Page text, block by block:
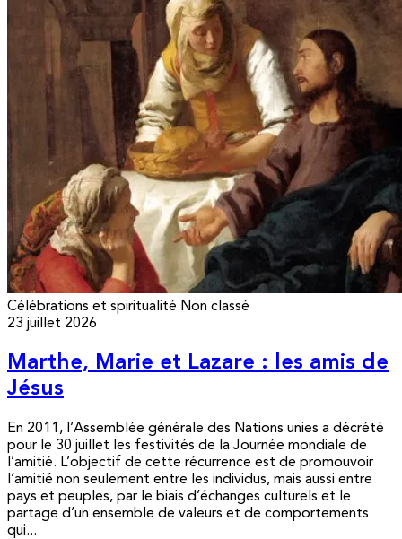
Célébrations et spiritualité Non classé
23 juillet 2026
Marthe, Marie et Lazare : les amis de
Jésus
En 2011, l’Assemblée générale des Nations unies a décrété
pour le 30 juillet les festivités de la Journée mondiale de
l’amitié. L’objectif de cette récurrence est de promouvoir
l’amitié non seulement entre les individus, mais aussi entre
pays et peuples, par le biais d’échanges culturels et le
partage d’un ensemble de valeurs et de comportements
qui...